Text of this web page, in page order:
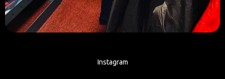
Instagram